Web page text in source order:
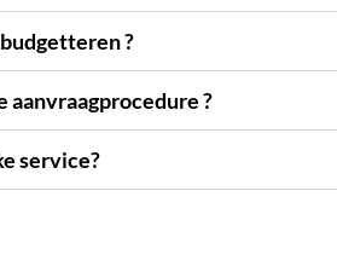
?
aanvraagprocedure ?
service?